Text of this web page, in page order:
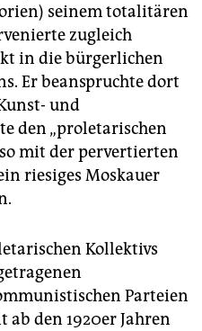
seinem totalitären
zugleich
in die bürgerlichen
Er beanspruchte dort
und
den „proletarischen
mit der pervertierten
riesiges Moskauer
Kollektivs
Parteien
den 1920er Jahren